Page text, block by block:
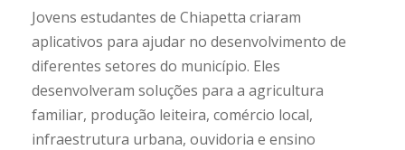
Jovens estudantes de Chiapetta criaram
aplicativos para ajudar no desenvolvimento de
diferentes setores do município. Eles
desenvolveram soluções para a agricultura
familiar, produção leiteira, comércio local,
infraestrutura urbana, ouvidoria e ensino